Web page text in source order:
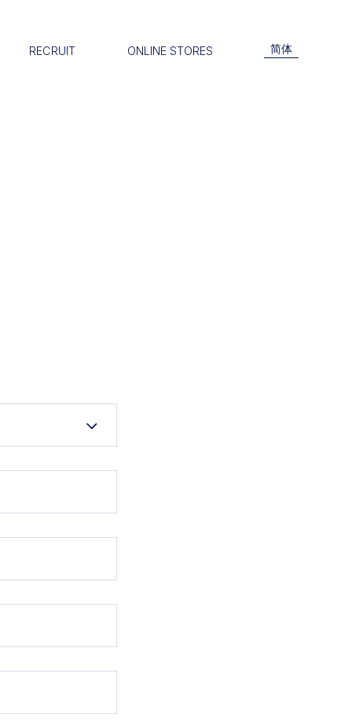
RECRUIT ONLINE STORES 简体